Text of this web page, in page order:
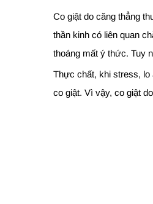
Co giật do căng thẳng
thần kinh có liên quan
thoáng mất ý thức. Tuy
Thực chất, khi stress, lo
co giật. Vì vậy, co giật